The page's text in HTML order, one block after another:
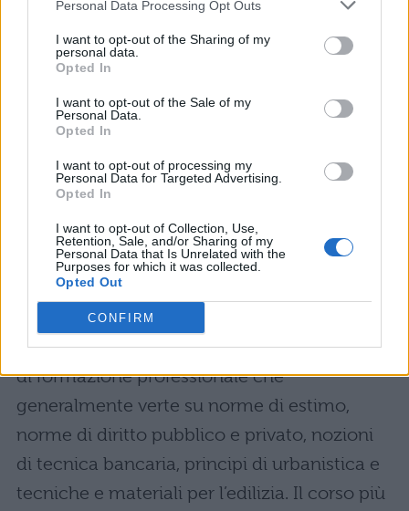
Personal Data Processing Opt Outs
I want to opt-out of the Sharing of my
personal data.
Opted In
I want to opt-out of the Sale of my
Personal Data.
Opted In
I want to opt-out of processing my
Personal Data for Targeted Advertising.
Opted In
I want to opt-out of Collection, Use,
Retention, Sale, and/or Sharing of my
Personal Data that Is Unrelated with the
Purposes for which it was collected.
Opted Out
CONFIRM
percorso da seguire
Per diventare agente immobiliare si deve
immobiliare. Per poterlo ottenere deve avere
il diploma di scuola media superiore ad
indirizzo commerciale
una laurea nell’area giuridico-
commerciale
Non è finita qui, si deve frequentare un corso
di formazione professionale che
generalmente verte su norme di estimo,
norme di diritto pubblico e privato, nozioni
di tecnica bancaria, principi di urbanistica e
tecniche e materiali per l’edilizia. Il corso più